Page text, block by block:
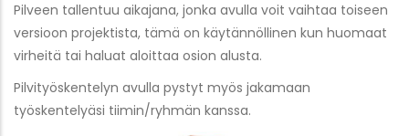
Pilveen tallentuu aikajana, jonka avulla voit vaihtaa toiseen
versioon projektista, tämä on käytännöllinen kun huomaat
virheitä tai haluat aloittaa osion alusta.
Pilvityöskentelyn avulla pystyt myös jakamaan
työskentelyäsi tiimin/ryhmän kanssa.